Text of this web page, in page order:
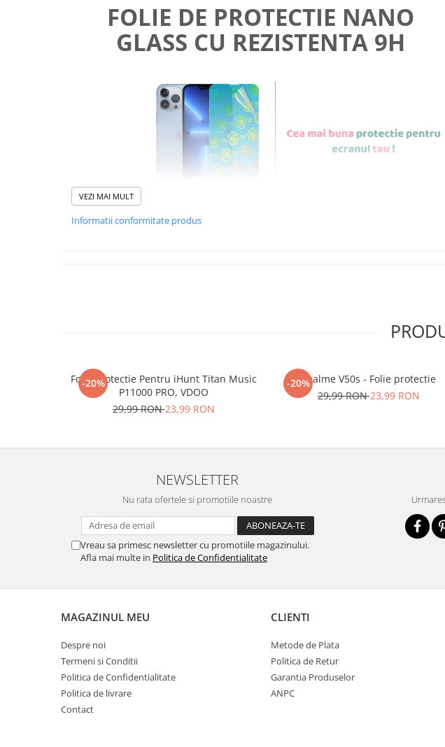
FOLIE DE PROTECTIE NANO
GLASS CU REZISTENTA 9H
Materialul folosit in producerea foliilor
Nano Glass flexibil.
Acestagaranteazaca NU SE SPARGEin
mii de cioburi ascutite si periculoase.
Nu numai ca este rezistenta la zgarieturi
spargere, ci siINTARESTE ecranul!
Folia avand rezistenta 9H la zgarieturi,
asigura si un aspect imaculat ecranului pe
Nu modifica in nici un felfunctionalitatea
normala si utilizarea confortabila a
telefonului.
VEZI MAI MULT
Informatii conformitate produs
-20%
Folie Protectie Pentru iHunt Titan Music
P11000 PRO, VDOO
29,99 RON23,99 RON
-20%Realme V50s - Folie protectie
29,99 RON23,99 RON
NEWSLETTER
Nu rata ofertele si promotiile noastre
Vreau sa primesc newsletter cu promotiile magazinului.
Afla mai multe in Politica de Confidentialitate
MAGAZINUL MEU
Despre noi
Termeni si Conditii
Politica de Confidentialitate
Politica de livrare
Contact
CLIENTI
Metode de Plata
Politica de Retur
Garantia Produselor
ANPC